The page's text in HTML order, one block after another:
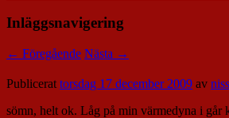
Inläggsnavigering
← Föregående Nästa →
Publicerat torsdag 17 december 2009 av
sömn, helt ok. Låg på min värmedyna i går